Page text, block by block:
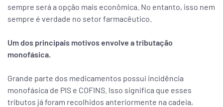
sempre será a opção mais econômica. No entanto, isso nem
sempre é verdade no setor farmacêutico.
Um dos principais motivos envolve a tributação
monofásica.
Grande parte dos medicamentos possui incidência
monofásica de PIS e COFINS. Isso significa que esses
tributos já foram recolhidos anteriormente na cadeia,